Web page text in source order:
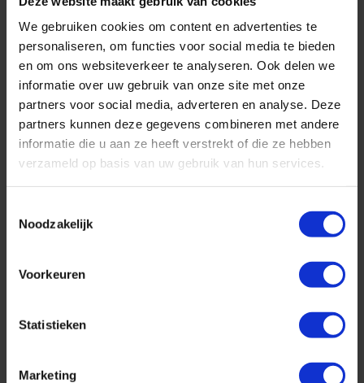
We gebruiken cookies om content en advertenties te
personaliseren, om functies voor social media te bieden
en om ons websiteverkeer te analyseren. Ook delen we
informatie over uw gebruik van onze site met onze
partners voor social media, adverteren en analyse. Deze
partners kunnen deze gegevens combineren met andere
informatie die u aan ze heeft verstrekt of die ze hebben
verzameld op basis van uw gebruik van hun services.
Noodzakelijk
Voorkeuren
Statistieken
Marketing
Geniet in ultraluxe van wonderschone bestemmingen :-)
Cruise met Norwegian Cruise Line naar Hawaii!